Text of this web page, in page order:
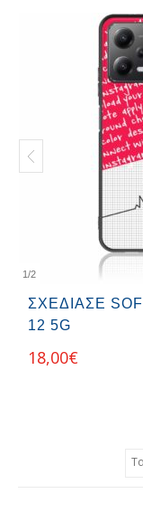
1/2
ΣΧΕΔΊΑΣΕ
12 5G
18,00€